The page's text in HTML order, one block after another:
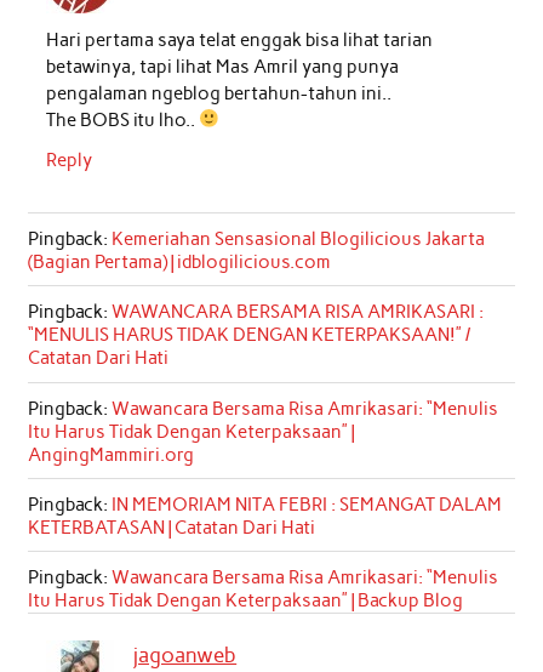
Hari pertama saya telat enggak bisa lihat tarian
betawinya, tapi lihat Mas Amril yang punya
pengalaman ngeblog bertahun-tahun ini..
The BOBS itu lho..
Reply
Pingback: Kemeriahan Sensasional Blogilicious Jakarta
(Bagian Pertama) | idblogilicious.com
Pingback: WAWANCARA BERSAMA RISA AMRIKASARI :
“MENULIS HARUS TIDAK DENGAN KETERPAKSAAN!” /
Catatan Dari Hati
Pingback: Wawancara Bersama Risa Amrikasari: “Menulis
Itu Harus Tidak Dengan Keterpaksaan” |
AngingMammiri.org
Pingback: IN MEMORIAM NITA FEBRI : SEMANGAT DALAM
KETERBATASAN | Catatan Dari Hati
Pingback: Wawancara Bersama Risa Amrikasari: “Menulis
Itu Harus Tidak Dengan Keterpaksaan” | Backup Blog
jagoanweb